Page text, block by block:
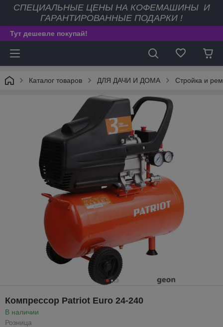
СПЕЦИАЛЬНЫЕ ЦЕНЫ НА КОФЕМАШИНЫ И
ГАРАНТИРОВАННЫЕ ПОДАРКИ !
Тут дешевле покупай!
Каталог товаров ДЛЯ ДАЧИ И ДОМА Стройка и
Компрессор Patriot Euro 24-240
В наличии
Розница